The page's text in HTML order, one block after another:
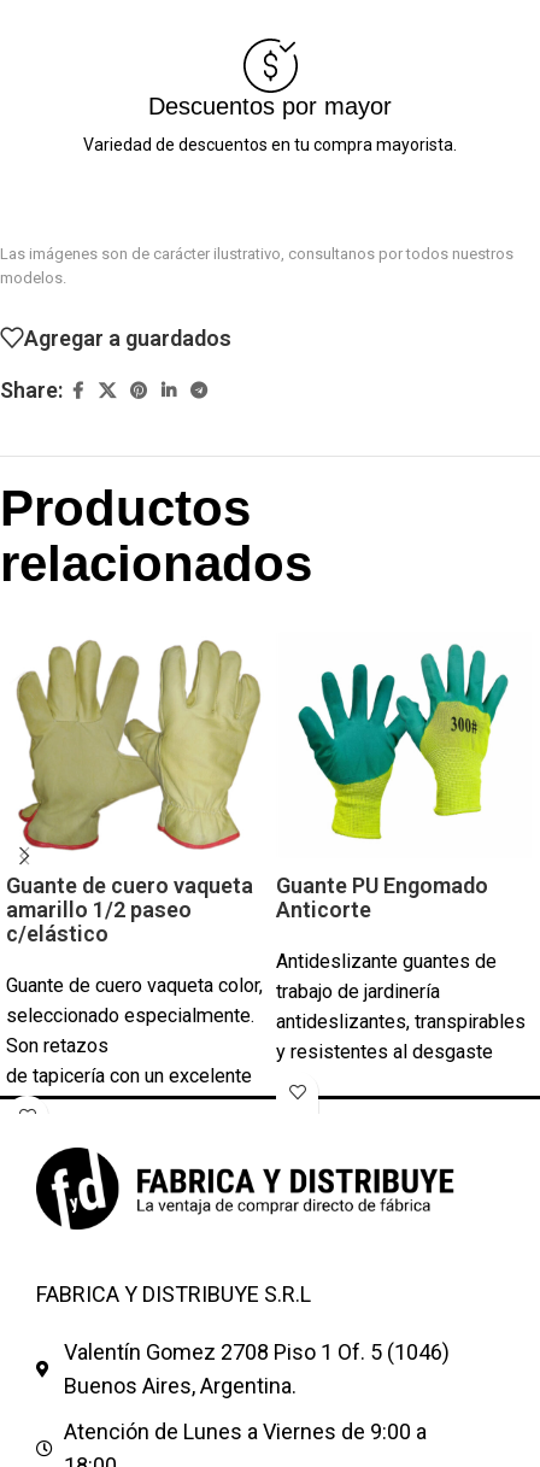
Descuentos por mayor
Variedad de descuentos en tu compra mayorista.
Las imágenes son de carácter ilustrativo, consultanos por todos nuestros
modelos.
Agregar a guardados
Share:
Productos
relacionados
Guante de cuero vaqueta
amarillo 1/2 paseo
c/elástico
Guante de cuero vaqueta color,
seleccionado especialmente.
Son retazos
de tapicería con un excelente
confort y durabilidad. Son
mas económicos que los de
vaqueta amarillo. Es una
opción inteligente.
conducción de
general.
Ventas de guantes por payor
Cantidad mínima 120 pares.
Guante PU Engomado
Anticorte
Antideslizante guantes de
trabajo de jardinería
antideslizantes, transpirables
y resistentes al desgaste
Características:
duraderos, ligeros y fáciles de
transportar, fiables de usar. La
transpirable de alta calidad,
mantiene seco. Las costuras
de los dedos y la parte
para proteger las manos y las
FABRICA Y DISTRIBUYE S.R.L
Valentín Gomez 2708 Piso 1 Of. 5 (1046)
Buenos Aires, Argentina.
Atención de Lunes a Viernes de 9:00 a